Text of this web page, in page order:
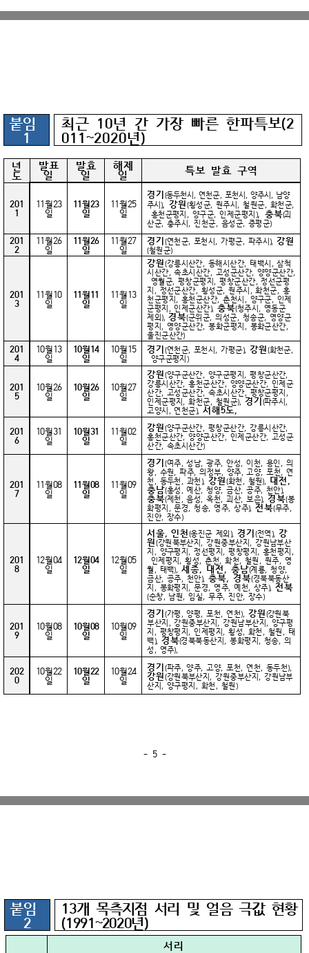
붙임
1
최근 10년 간 가장 빠른 한파특보(2
011~2020년)
년
도
발표
일
발효
일
해제
일 특보 발효 구역
201
1
11월23
일
11월23
일
11월25
일
경기(동두천시, 연천군, 포천시, 양주시, 남양
주시),강원(횡성군, 원주시, 철원군, 화천군,
홍천군평지, 양구군, 인제군평지),충북(괴
산군, 충주시, 진천군, 음성군, 증평군)
201
2
11월26
일
11월26
일
11월27
일
경기(연천군, 포천시, 가평군, 파주시),강원
(철원군)
201
3
11월10
일
11월11
일
11월13
일
강원(강릉시산간, 동해시산간, 태백시, 삼척
시산간, 속초시산간, 고성군산간, 양양군산간,
영월군, 평창군평지, 평창군산간, 정선군평
지, 정선군산간, 횡성군, 원주시, 화천군, 홍
천군평지, 홍천군산간, 춘천시, 양구군, 인제
군평지, 인제군산간),충북(청주시, 영동군
제외),경북(군위군, 의성군, 청송군, 영양군
평지, 영양군산간, 봉화군평지, 봉화군산간,
울진군산간)
201
4
10월13
일
10월14
일
10월15
일
경기(연천군, 포천시, 가평군),강원(화천군,
양구군평지)
201
5
10월26
일
10월26
일
10월27
일
강원(양구군산간, 양구군평지, 평창군산간,
강릉시산간, 홍천군산간, 양양군산간, 인제군
산간, 고성군산간, 속초시산간, 평창군평지,
인제군평지, 화천군, 철원군), 경기(파주시,
고양시, 연천군),서해5도,
201
6
10월31
일
10월31
일
11월02
일
강원(양구군산간, 평창군산간, 강릉시산간,
홍천군산간, 양양군산간, 인제군산간, 고성군
산간, 속초시산간)
201
7
11월08
일
11월08
일
11월09
일
경기(여주, 성남, 광주, 안성, 이천, 용인, 의
왕, 수원, 파주, 의정부, 양주, 고양, 포천, 연
천, 동두천, 과천),강원(화천, 철원), 대전,
충남(홍성, 예산, 청양, 금산, 공주, 천안),
충북(제천, 음성, 옥천, 괴산, 보은),경북(봉
화평지, 문경, 청송, 영주, 상주),전북(무주,
진안, 장수)
201
8
12월04
일
12월04
일
12월05
일
서울, 인천(옹진군 제외),경기(전역),강
원(강원북부산지, 강원중부산지, 강원남부산
지, 양구평지, 정선평지, 평창평지, 홍천평지,
인제평지, 횡성, 춘천, 화천, 철원, 원주, 영
월, 태백), 세종, 대전, 충남(계룡, 청양,
금산, 공주, 천안),충북, 경북(경북북동산
지, 봉화평지, 문경, 영주, 예천, 상주),전북
(순창, 남원, 임실, 무주, 진안, 장수)
201
9
10월08
일
10월08
일
10월09
일
경기(가평, 양평, 포천, 연천), 강원(강원북
부산지, 강원중부산지, 강원남부산지, 양구평
지, 평창평지, 인제평지, 횡성, 화천, 철원, 태
백), 경북(경북북동산지, 봉화평지, 청송, 의
성, 영주),
202
0
10월22
일
10월22
일
10월24
일
경기(파주, 양주, 고양, 포천, 연천, 동두천),
강원(강원북부산지, 강원중부산지, 강원남부
산지, 양구평지, 화천, 철원)
- 5 -
붙임
2
13개 목측지점 서리 및 얼음 극값 현황
(1991~2020년)
서리